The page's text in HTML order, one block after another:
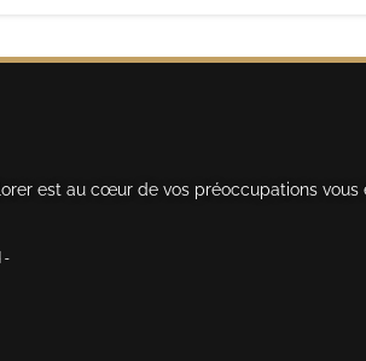
est au cœur de vos préoccupations vous
-